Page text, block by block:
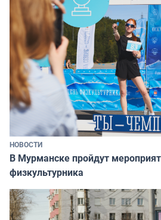
НОВОСТИ
В Мурманске пройдут
физкультурника